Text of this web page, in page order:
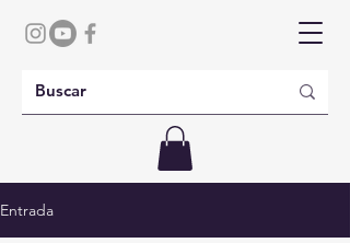
Entrada